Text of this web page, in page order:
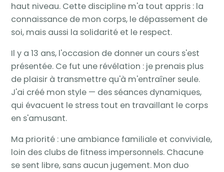
haut niveau. Cette discipline m'a tout appris : la
connaissance de mon corps, le dépassement de
soi, mais aussi la solidarité et le respect.
Il y a 13 ans, l'occasion de donner un cours s'est
présentée. Ce fut une révélation : je prenais plus
de plaisir à transmettre qu'à m'entraîner seule.
J'ai créé mon style — des séances dynamiques,
qui évacuent le stress tout en travaillant le corps
en s'amusant.
Ma priorité : une ambiance familiale et conviviale,
loin des clubs de fitness impersonnels. Chacune
se sent libre, sans aucun jugement. Mon duo